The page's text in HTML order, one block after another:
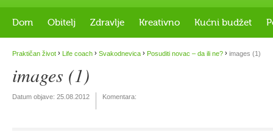
Dom Obitelj Zdravlje Kreativno Kućni budžet
Praktičan život › Life coach › Svakodnevica › Posuditi novac – da ili ne? › images (1)
images (1)
Datum objave: 25.08.2012 Komentara: